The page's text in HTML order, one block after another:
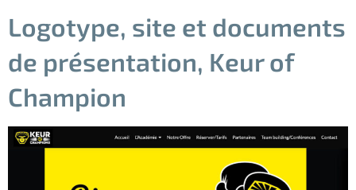
Logotype, site et documents
de présentation, Keur of
Champion